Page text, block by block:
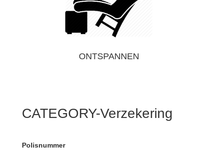
ONTSPANNEN
CATEGORY-Verzekering
Polisnummer